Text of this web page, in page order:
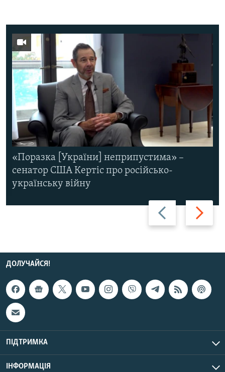
Назад Вперед
«Поразка [України] неприпустима» –
сенатор США Кертіс про російсько-
українську війну
ДОЛУЧАЙСЯ!
ПІДТРИМКА
ІНФОРМАЦІЯ